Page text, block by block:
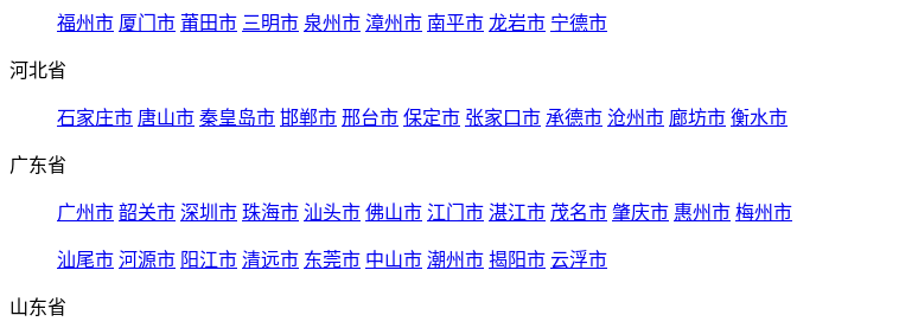
福州市 厦门市 莆田市 三明市 泉州市 漳州市 南平市 龙岩市 宁德市
河北省
石家庄市 唐山市 秦皇岛市 邯郸市 邢台市 保定市 张家口市 承德市 沧州市 廊坊市 衡水市
广东省
广州市 韶关市 深圳市 珠海市 汕头市 佛山市 江门市 湛江市 茂名市 肇庆市 惠州市 梅州市
汕尾市 河源市 阳江市 清远市 东莞市 中山市 潮州市 揭阳市 云浮市
山东省